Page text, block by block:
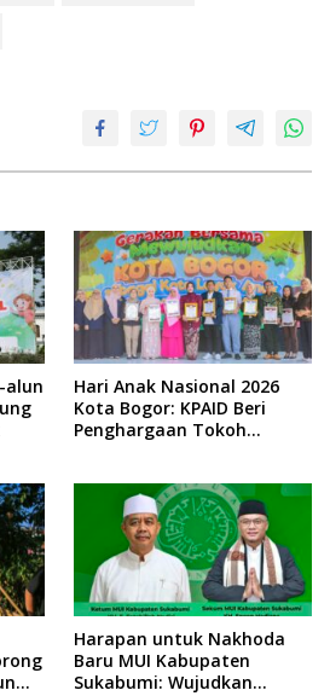
alun
Hari Anak Nasional 2026
Kota Bogor: KPAID Beri
Penghargaan Tokoh
Harapan untuk Nakhoda
Baru MUI Kabupaten
Sukabumi: Wujudkan